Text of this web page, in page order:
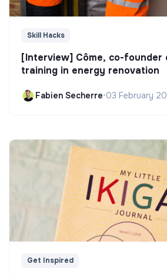
Skill Hacks
[Interview] Côme, co-founder
training in energy renovation
Fabien Secherre•03 February
Get Inspired